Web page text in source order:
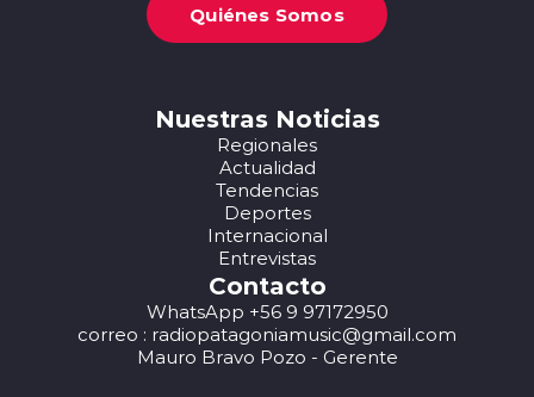
Quiénes Somos
Nuestras Noticias
Regionales
Actualidad
Tendencias
Deportes
Internacional
Entrevistas
Contacto
WhatsApp +56 9 97172950
correo : radiopatagoniamusic@gmail.com
Mauro Bravo Pozo - Gerente